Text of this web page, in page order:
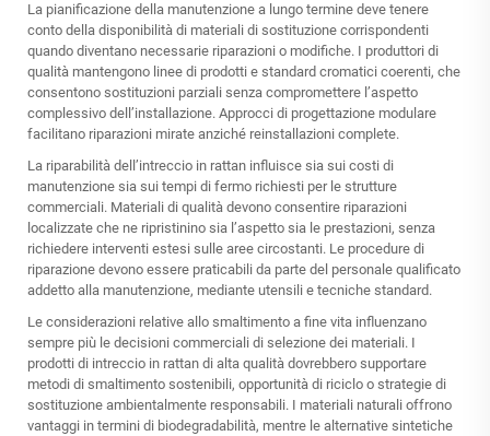
La pianificazione della manutenzione a lungo termine deve tenere
conto della disponibilità di materiali di sostituzione corrispondenti
quando diventano necessarie riparazioni o modifiche. I produttori di
qualità mantengono linee di prodotti e standard cromatici coerenti, che
consentono sostituzioni parziali senza compromettere l’aspetto
complessivo dell’installazione. Approcci di progettazione modulare
facilitano riparazioni mirate anziché reinstallazioni complete.
La riparabilità dell’intreccio in rattan influisce sia sui costi di
manutenzione sia sui tempi di fermo richiesti per le strutture
commerciali. Materiali di qualità devono consentire riparazioni
localizzate che ne ripristinino sia l’aspetto sia le prestazioni, senza
richiedere interventi estesi sulle aree circostanti. Le procedure di
riparazione devono essere praticabili da parte del personale qualificato
addetto alla manutenzione, mediante utensili e tecniche standard.
Le considerazioni relative allo smaltimento a fine vita influenzano
sempre più le decisioni commerciali di selezione dei materiali. I
prodotti di intreccio in rattan di alta qualità dovrebbero supportare
metodi di smaltimento sostenibili, opportunità di riciclo o strategie di
sostituzione ambientalmente responsabili. I materiali naturali offrono
vantaggi in termini di biodegradabilità, mentre le alternative sintetiche